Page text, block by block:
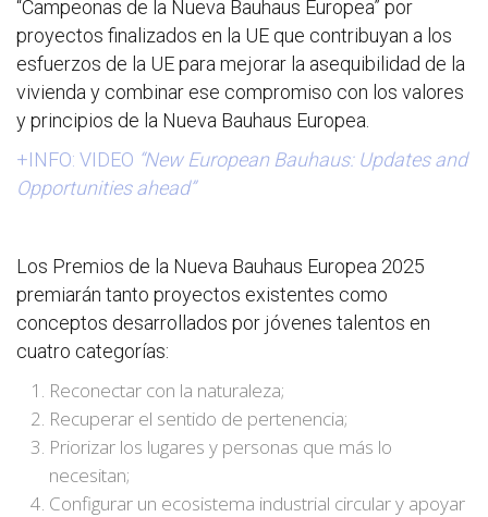
“Campeonas de la Nueva Bauhaus Europea” por
proyectos finalizados en la UE que contribuyan a los
esfuerzos de la UE para mejorar la asequibilidad de la
vivienda y combinar ese compromiso con los valores
y principios de la Nueva Bauhaus Europea.
+INFO: VIDEO “New European Bauhaus: Updates and
Opportunities ahead”
Los Premios de la Nueva Bauhaus Europea 2025
premiarán tanto proyectos existentes como
conceptos desarrollados por jóvenes talentos en
cuatro categorías:
Reconectar con la naturaleza;
Recuperar el sentido de pertenencia;
Priorizar los lugares y personas que más lo
necesitan;
Configurar un ecosistema industrial circular y apoyar